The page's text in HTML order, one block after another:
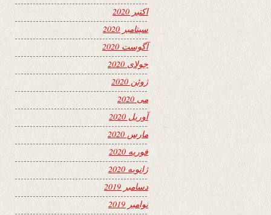
اکتبر 2020
سپتامبر 2020
آگوست 2020
جولای 2020
ژوئن 2020
می 2020
آوریل 2020
مارس 2020
فوریه 2020
ژانویه 2020
دسامبر 2019
نوامبر 2019